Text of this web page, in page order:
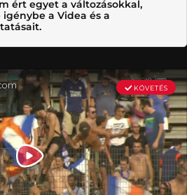
ért egyet a változásokkal,
a Videa és a